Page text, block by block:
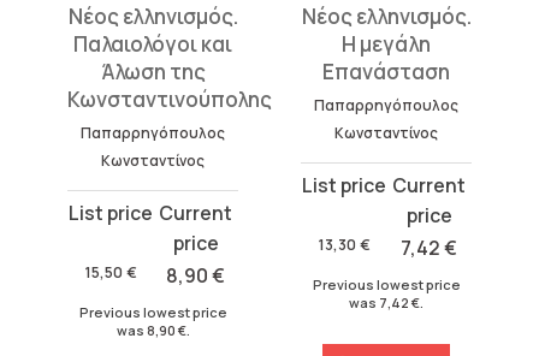
Νέος ελληνισμός.
Παλαιολόγοι και
Άλωση της
Κωνσταντινούπολης
Παπαρρηγόπουλος
Κωνσταντίνος
15,50 €
Original
was:
15,50 €.
8,90€
Current
is:
8,90 €.
Previous lowest price
was 8,90 €.
Νέος ελληνισμός.
Η μεγάλη
Επανάσταση
Παπαρρηγόπουλος
Κωνσταντίνος
13,30 €
Original
was:
13,30 €.
7,42€
Current
is:
7,42 €.
Previous lowest price
was 7,42 €.